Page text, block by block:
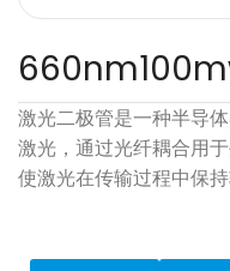
激光二极管是一种半导
激光，通过光纤耦合用
使激光在传输过程中保